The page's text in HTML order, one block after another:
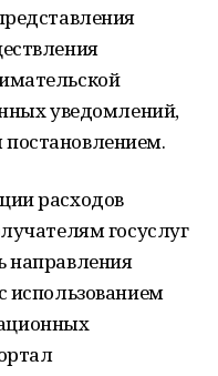
уведомлений,
расходов
госуслуг
направления
использованием